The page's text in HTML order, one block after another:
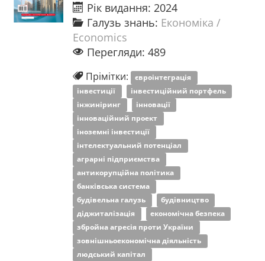
Рік видання: 2024
Галузь знань: Економіка /
Economics
Перегляди: 489
Прімітки: євроінтеграція
інвестиції
інвестиційний портфель
інжиніринг
інновації
інноваційний проект
іноземні інвестиції
інтелектуальний потенціал
аграрні підприємства
антикорупційна політика
банківська система
будівельна галузь
будівництво
діджиталізація
економічна безпека
збройна агресія проти України
зовнішньоекономічна діяльність
людський капітал